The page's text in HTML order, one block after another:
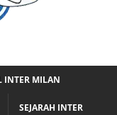
INTER MILAN
SEJARAH INTER